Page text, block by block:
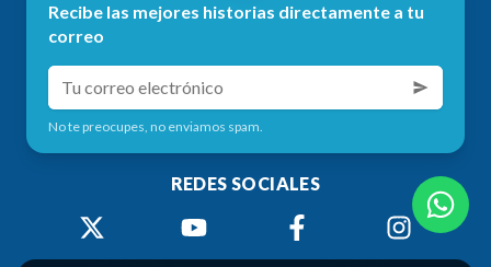
Recibe las mejores historias directamente a tu
correo
No te preocupes, no enviamos spam.
REDES SOCIALES